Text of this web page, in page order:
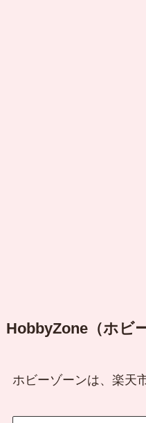
HobbyZone（ホビ
ホビーゾーンは、楽天